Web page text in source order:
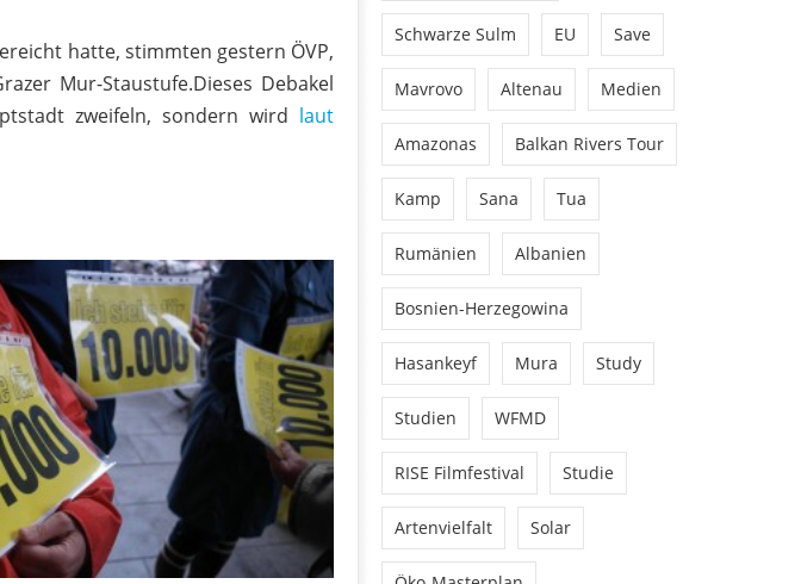
hatte, stimmten gestern ÖVP,
Mur-Staustufe.Dieses Debakel
zweifeln, sondern wird laut
Schwarze Sulm EU Save
Mavrovo Altenau Medien
Amazonas Balkan Rivers Tour
Kamp Sana Tua
Rumänien Albanien
Bosnien-Herzegowina
Hasankeyf Mura Study
Studien WFMD
RISE Filmfestival Studie
Artenvielfalt Solar